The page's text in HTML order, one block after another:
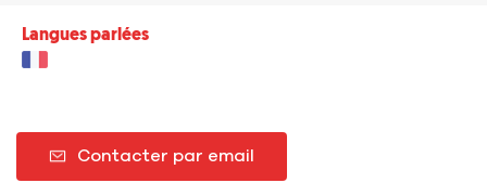
Langues parlées
Contacter par email